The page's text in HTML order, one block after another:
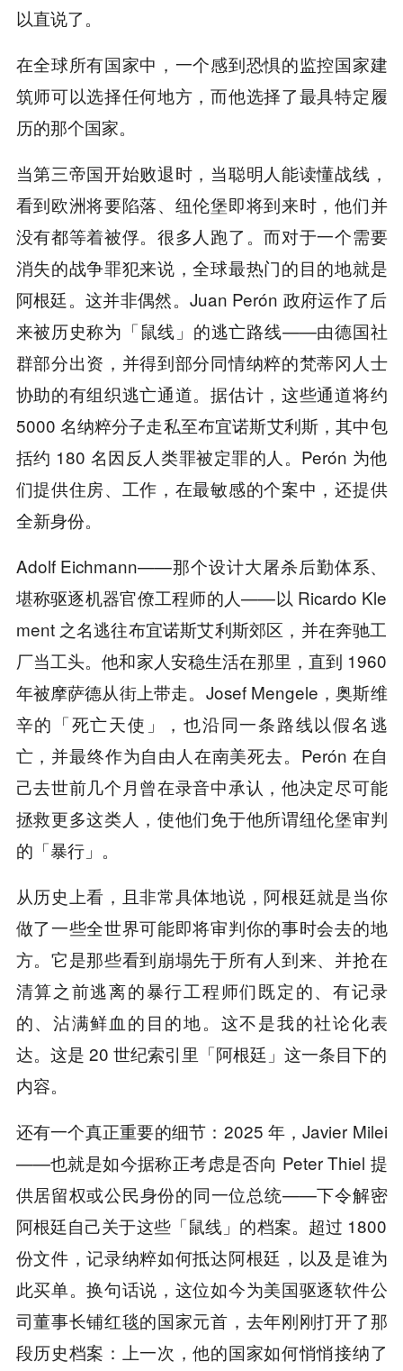
以直说了。
在全球所有国家中，一个感到恐惧的监控国家建
筑师可以选择任何地方，而他选择了最具特定履
历的那个国家。
当第三帝国开始败退时，当聪明人能读懂战线，
看到欧洲将要陷落、纽伦堡即将到来时，他们并
没有都等着被俘。很多人跑了。而对于一个需要
消失的战争罪犯来说，全球最热门的目的地就是
阿根廷。这并非偶然。Juan Perón 政府运作了后
来被历史称为「鼠线」的逃亡路线——由德国社
群部分出资，并得到部分同情纳粹的梵蒂冈人士
协助的有组织逃亡通道。据估计，这些通道将约
5000 名纳粹分子走私至布宜诺斯艾利斯，其中包
括约 180 名因反人类罪被定罪的人。Perón 为他
们提供住房、工作，在最敏感的个案中，还提供
全新身份。
Adolf Eichmann——那个设计大屠杀后勤体系、
堪称驱逐机器官僚工程师的人——以 Ricardo Kle
ment 之名逃往布宜诺斯艾利斯郊区，并在奔驰工
厂当工头。他和家人安稳生活在那里，直到 1960
年被摩萨德从街上带走。Josef Mengele，奥斯维
辛的「死亡天使」，也沿同一条路线以假名逃
亡，并最终作为自由人在南美死去。Perón 在自
己去世前几个月曾在录音中承认，他决定尽可能
拯救更多这类人，使他们免于他所谓纽伦堡审判
的「暴行」。
从历史上看，且非常具体地说，阿根廷就是当你
做了一些全世界可能即将审判你的事时会去的地
方。它是那些看到崩塌先于所有人到来、并抢在
清算之前逃离的暴行工程师们既定的、有记录
的、沾满鲜血的目的地。这不是我的社论化表
达。这是 20 世纪索引里「阿根廷」这一条目下的
内容。
还有一个真正重要的细节：2025 年，Javier Milei
——也就是如今据称正考虑是否向 Peter Thiel 提
供居留权或公民身份的同一位总统——下令解密
阿根廷自己关于这些「鼠线」的档案。超过 1800
份文件，记录纳粹如何抵达阿根廷，以及是谁为
此买单。换句话说，这位如今为美国驱逐软件公
司董事长铺红毯的国家元首，去年刚刚打开了那
段历史档案：上一次，他的国家如何悄悄接纳了